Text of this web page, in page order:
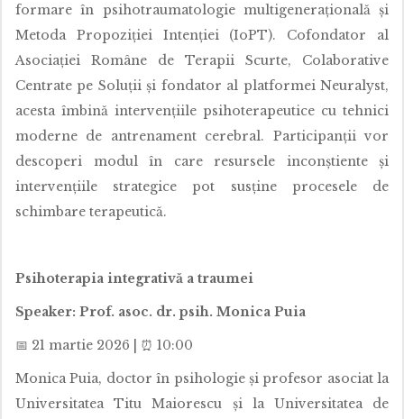
formare în psihotraumatologie multigenerațională și
Metoda Propoziției Intenției (IoPT). Cofondator al
Asociației Române de Terapii Scurte, Colaborative
Centrate pe Soluții și fondator al platformei Neuralyst,
acesta îmbină intervențiile psihoterapeutice cu tehnici
moderne de antrenament cerebral. Participanții vor
descoperi modul în care resursele inconștiente și
intervențiile strategice pot susține procesele de
schimbare terapeutică.
Psihoterapia integrativă a traumei
Speaker: Prof. asoc. dr. psih. Monica Puia
📅 21 martie 2026 | ⏰ 10:00
Monica Puia, doctor în psihologie și profesor asociat la
Universitatea Titu Maiorescu și la Universitatea de